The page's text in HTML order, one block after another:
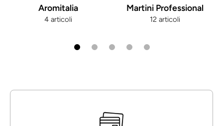
Aromitalia
4 articoli
Martini Professional
12 articoli